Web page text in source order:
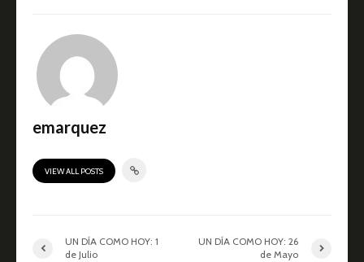
emarquez
VIEW ALL POSTS
UN DÍA COMO HOY: 1
de Julio
UN DÍA COMO HOY: 26
de Mayo